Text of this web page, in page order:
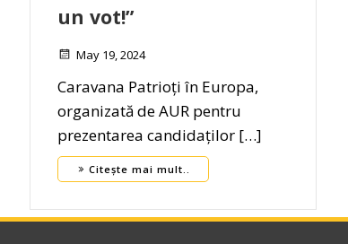
un vot!”
May 19, 2024
Caravana Patrioți în Europa,
organizată de AUR pentru
prezentarea candidaților […]
Citește mai mult..